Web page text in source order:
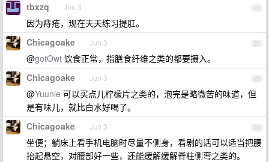
21
tbxzq Jun 3
因为痔疮，现在天天练习提肛。
22
Chicagoake Jun 3
@gotOwt 饮食正常，指膳食纤维之类的都要摄入。
23
Chicagoake Jun 3
@Yuunie 可以买点儿柠檬片之类的，泡完是略微苦的味道，但
是有味儿，就比白水好喝了。
24
Chicagoake Jun 3
坐便；躺床上看手机电脑时尽量不侧身，看剧的话可以适当把腰
抬起悬空，对腰部好一些，还能缓解缓解脊柱侧弯之类的。